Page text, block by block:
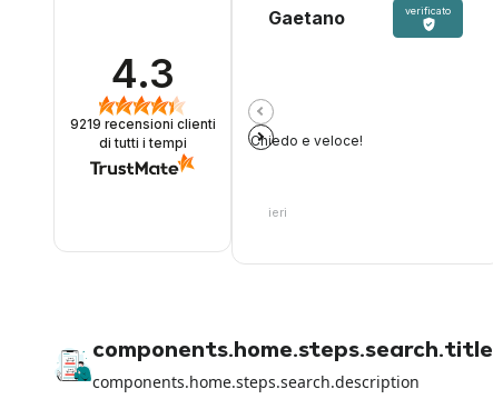
4.3
9219 recensioni clienti
di tutti i tempi
Gaetano verificato
Chiedo e veloce!
ieri
components.home.steps.search.title
components.home.steps.search.description